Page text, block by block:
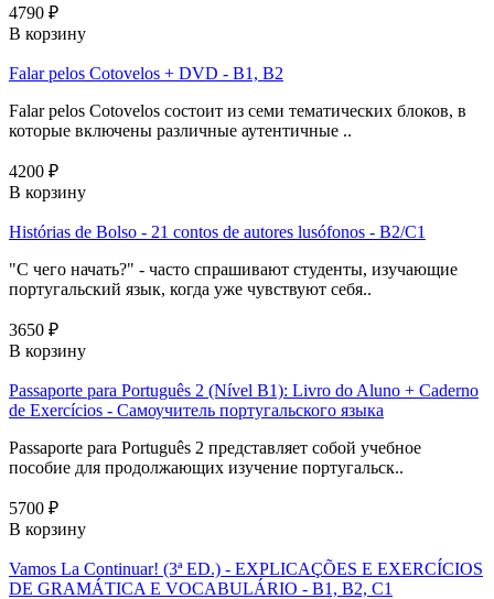
4790 ₽
В корзину
Falar pelos Cotovelos + DVD - B1, B2
Falar pelos Cotovelos состоит из семи тематических блоков, в
которые включены различные аутентичные ..
4200 ₽
В корзину
Histórias de Bolso - 21 contos de autores lusófonos - B2/C1
"С чего начать?" - часто спрашивают студенты, изучающие
португальский язык, когда уже чувствуют себя..
3650 ₽
В корзину
Passaporte para Português 2 (Nível B1): Livro do Aluno + Caderno
de Exercícios - Самоучитель португальского языка
Passaporte para Português 2 представляет собой учебное
пособие для продолжающих изучение португальск..
5700 ₽
В корзину
Vamos La Continuar! (3ª ED.) - EXPLICAÇÕES E EXERCÍCIOS
DE GRAMÁTICA E VOCABULÁRIO - B1, B2, C1